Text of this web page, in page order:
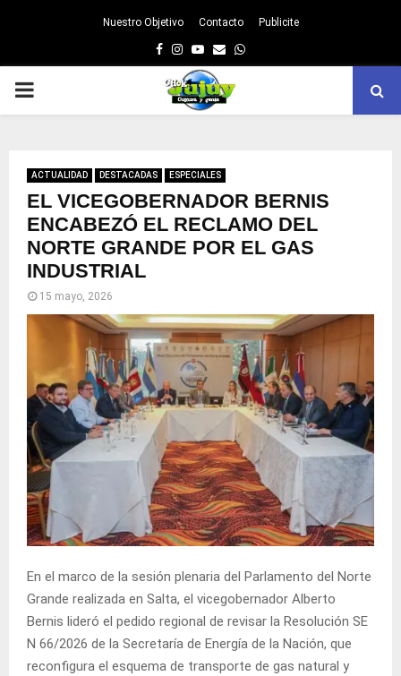
Nuestro Objetivo Contacto Publicite
Facebook
Instagram
Youtube
EmailWhatsapp
PRIMARY
ACTUALIDAD DESTACADAS ESPECIALES
EL VICEGOBERNADOR BERNIS
ENCABEZÓ EL RECLAMO DEL
NORTE GRANDE POR EL GAS
INDUSTRIAL
15 mayo, 2026
En el marco de la sesión plenaria del Parlamento del Norte
Grande realizada en Salta, el vicegobernador Alberto
Bernis lideró el pedido regional de revisar la Resolución SE
N 66/2026 de la Secretaría de Energía de la Nación, que
reconfigura el esquema de transporte de gas natural y